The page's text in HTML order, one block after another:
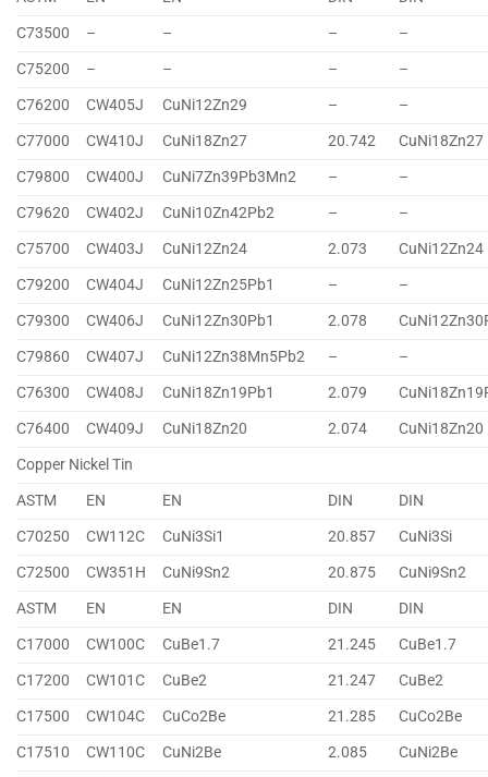
C73500
– – –
–
C75200
– – –
–
C76200
CW405J CuNi12Zn29 –
–
C77000
CW410J CuNi18Zn27 20.742
CuNi18Zn27
C79800
CW400J CuNi7Zn39Pb3Mn2 –
–
C79620
CW402J CuNi10Zn42Pb2 –
–
C75700
CW403J CuNi12Zn24 2.073
CuNi12Zn24
C79200
CW404J CuNi12Zn25Pb1 –
–
C79300
CW406J CuNi12Zn30Pb1 2.078
C79860
CW407J CuNi12Zn38Mn5Pb2 –
–
C76300
CW408J CuNi18Zn19Pb1 2.079
C76400
CW409J CuNi18Zn20 2.074
CuNi18Zn20
Copper Nickel Tin
ASTM
EN EN DIN
DIN
C70250
CW112C CuNi3Si1 20.857
CuNi3Si
C72500
CW351H CuNi9Sn2 20.875
CuNi9Sn2
ASTM
EN EN DIN
DIN
C17000
CW100C CuBe1.7 21.245
CuBe1.7
C17200
CW101C CuBe2 21.247
CuBe2
C17500
CW104C CuCo2Be 21.285
CuCo2Be
C17510
CW110C CuNi2Be 2.085
CuNi2Be